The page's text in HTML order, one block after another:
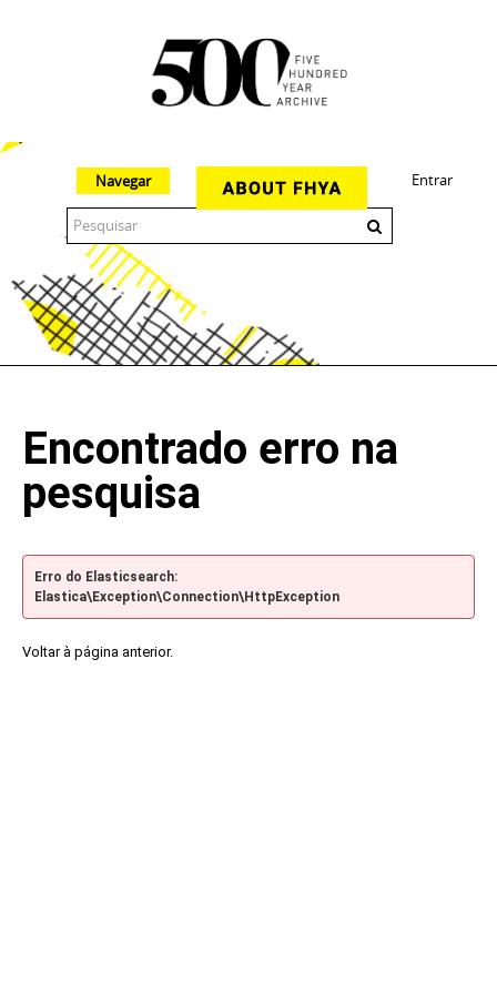
Entrar
Navegar
Encontrado erro na
pesquisa
Erro do Elasticsearch:
Elastica\Exception\Connection\HttpException
Voltar à página anterior.